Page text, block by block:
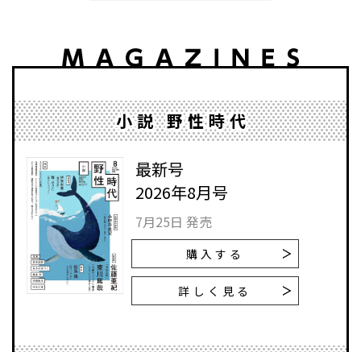
小説 野性時代
最新号
2026年8月号
7月25日 発売
購入する
詳しく見る